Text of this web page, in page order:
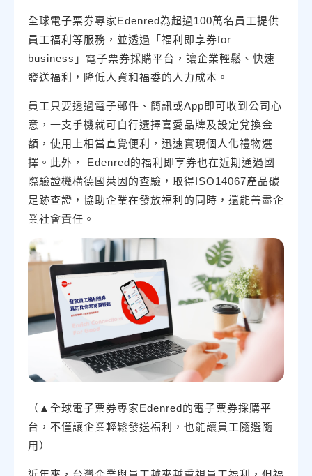
全球電子票券專家Edenred為超過100萬名員工提供
員工福利等服務，並透過「福利即享券for
business」電子票券採購平台，讓企業輕鬆、快速
發送福利，降低人資和福委的人力成本。
員工只要透過電子郵件、簡訊或App即可收到公司心
意，一支手機就可自行選擇喜愛品牌及設定兌換金
額，使用上相當直覺便利，迅速實現個人化禮物選
擇。此外， Edenred的福利即享券也在近期通過國
際驗證機構德國萊因的查驗，取得ISO14067產品碳
足跡查證，協助企業在發放福利的同時，還能善盡企
業社會責任。
（▲全球電子票券專家Edenred的電子票券採購平
台，不僅讓企業輕鬆發送福利，也能讓員工隨選隨
用）